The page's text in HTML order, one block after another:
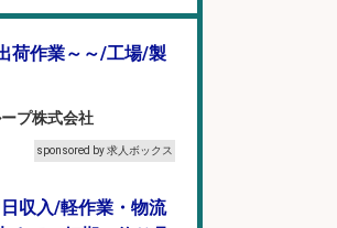
荷作業～～/工場/製
プ株式会社
sponsored by 求人ボックス
収入/軽作業・物流